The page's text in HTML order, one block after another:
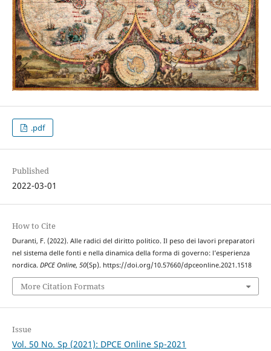
.pdf
Published
2022-03-01
How to Cite
Duranti, F. (2022). Alle radici del diritto politico. Il peso dei lavori preparatori
nel sistema delle fonti e nella dinamica della forma di governo: l’esperienza
nordica. DPCE Online, 50(Sp). https://doi.org/10.57660/dpceonline.2021.1518
More Citation Formats
Issue
Vol. 50 No. Sp (2021): DPCE Online Sp-2021